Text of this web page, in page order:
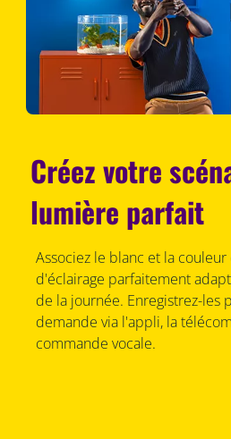
Créez votre
lumière parfait
Associez le blanc et la
d'éclairage parfaitement
de la journée. Enregistrez-les
demande via l'appli, la
commande vocale.